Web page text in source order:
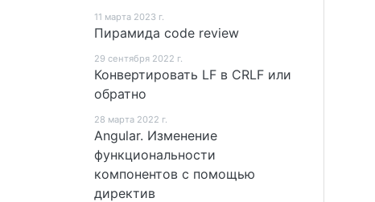
11 мартa 2023 г.
Пирамида code review
29 сентября 2022 г.
Конвертировать LF в CRLF или
обратно
28 мартa 2022 г.
Angular. Изменение
функциональности
компонентов с помощью
директив